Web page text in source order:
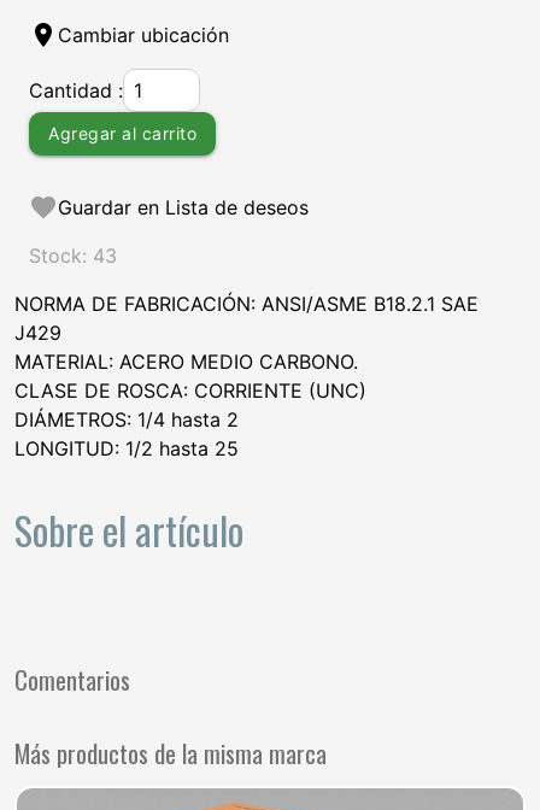
location_on Cambiar ubicación
Cantidad :
Agregar al carrito
favoriteGuardar en Lista de deseos
Stock: 43
NORMA DE FABRICACIÓN: ANSI/ASME B18.2.1 SAE
J429
MATERIAL: ACERO MEDIO CARBONO.
CLASE DE ROSCA: CORRIENTE (UNC)
DIÁMETROS: 1/4 hasta 2
LONGITUD: 1/2 hasta 25
Sobre el artículo
Comentarios
Más productos de la misma marca